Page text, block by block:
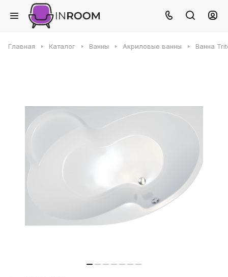
Главная Каталог Ванны Акриловые ванны Ванна